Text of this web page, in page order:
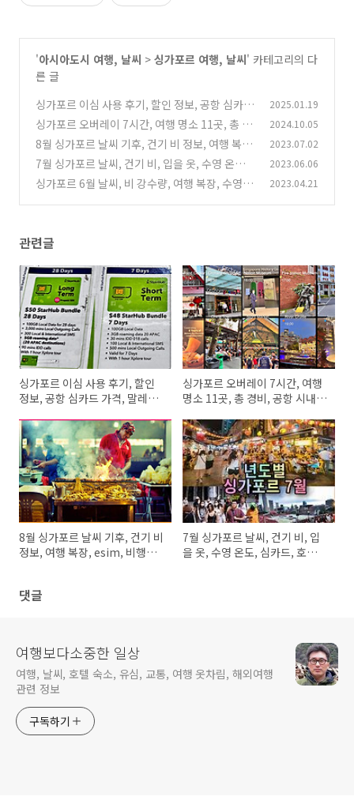
'아시아도시 여행, 날씨 > 싱가포르 여행, 날씨' 카테고리의 다
른 글
싱가포르 이심 사용 후기, 할인 정보, 공항 심카드
가격, 말레이시아 가는 방법
(5)
2025.01.19
싱가포르 오버레이 7시간, 여행 명소 11곳, 총 경
비, 공항 시내 교통 정보
(10)
2024.10.05
8월 싱가포르 날씨 기후, 건기 비 정보, 여행 복장,
esim, 비행기 표값
(10)
2023.07.02
7월 싱가포르 날씨, 건기 비, 입을 옷, 수영 온도,
심카드, 호텔, 숙소가격 (2)
2023.06.06
싱가포르 6월 날씨, 비 강수량, 여행 복장, 수영 물
2023.04.21
관련글
싱가포르 이심 사용 후기, 할인
정보, 공항 심카드 가격, 말레이
싱가포르 오버레이 7시간, 여행
명소 11곳, 총 경비, 공항 시내
8월 싱가포르 날씨 기후, 건기 비
정보, 여행 복장, esim, 비행기
7월 싱가포르 날씨, 건기 비, 입
을 옷, 수영 온도, 심카드, 호텔,
댓글
여행보다소중한 일상
여행, 날씨, 호텔 숙소, 유심, 교통, 여행 옷차림, 해외여행
관련 정보
구독하기